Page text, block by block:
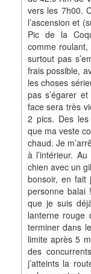
vers les 7h00.
l’ascension et
Pic de la
comme
surtout pas
frais possible,
les choses
pas s’égarer
face sera très
2 pics. Des
que ma veste
chaud. Je
à l’intérieur.
chien avec un
bonsoir, en fait
personne balai
que je suis
lanterne rouge
terminer dans
limite après 5
des
j’atteints la